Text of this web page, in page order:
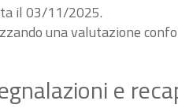
il 03/11/2025.
una valutazione
e